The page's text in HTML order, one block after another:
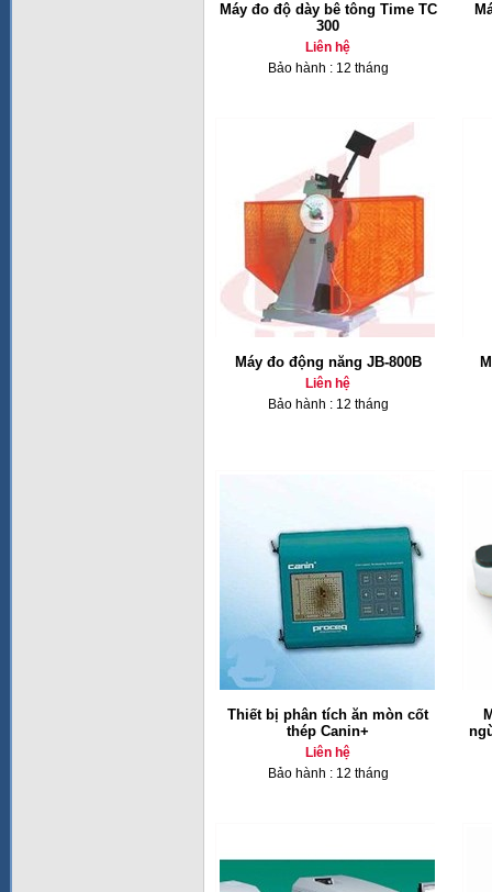
Máy đo độ dày bê tông Time TC
300
Liên hệ
Bảo hành : 12 tháng
Máy đo động năng JB-800B
Liên hệ
Bảo hành : 12 tháng
Thiết bị phân tích ăn mòn cốt
thép Canin+
Liên hệ
Bảo hành : 12 tháng